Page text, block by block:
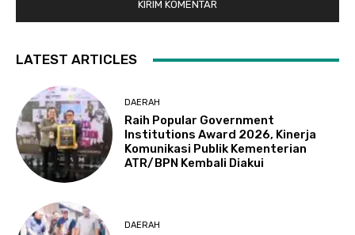
LATEST ARTICLES
DAERAH
Raih Popular Government
Institutions Award 2026, Kinerja
Komunikasi Publik Kementerian
ATR/BPN Kembali Diakui
DAERAH